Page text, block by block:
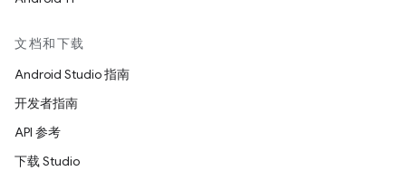
文档和下载
Android Studio 指南
开发者指南
API 参考
下载 Studio